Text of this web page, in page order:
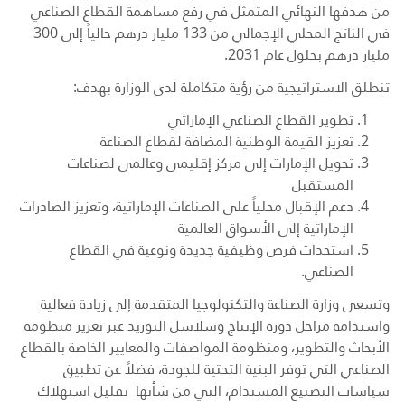
من هدفها النهائي المتمثل في رفع مساهمة القطاع الصناعي
في الناتج المحلي الإجمالي من 133 مليار درهم حالياً إلى 300
مليار درهم بحلول عام 2031
.
تنطلق الاستراتيجية من رؤية متكاملة لدى الوزارة بهدف:
تطوير القطاع الصناعي الإماراتي
تعزيز القيمة الوطنية المضافة لقطاع الصناعة
تحويل الإمارات إلى مركز إقليمي وعالمي لصناعات
المستقبل
دعم الإقبال محلياً على الصناعات الإماراتية، وتعزيز الصادرات
الإماراتية إلى الأسواق العالمية
استحداث فرص وظيفية جديدة ونوعية في القطاع
الصناعي.
وتسعى وزارة الصناعة والتكنولوجيا المتقدمة إلى زيادة فعالية
واستدامة مراحل دورة الإنتاج وسلاسل التوريد عبر تعزيز منظومة
الأبحاث والتطوير، ومنظومة المواصفات والمعايير الخاصة بالقطاع
الصناعي التي توفر البنية التحتية للجودة، فضلاً عن تطبيق
سياسات التصنيع المستدام، التي من شأنها تقليل استهلاك